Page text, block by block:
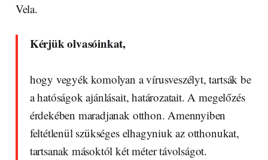
Vela.
Kérjük olvasóinkat,
hogy vegyék komolyan a vírusveszélyt, tartsák be
a hatóságok ajánlásait, határozatait. A megelőzés
érdekében maradjanak otthon. Amennyiben
feltétlenül szükséges elhagyniuk az otthonukat,
tartsanak másoktól két méter távolságot.